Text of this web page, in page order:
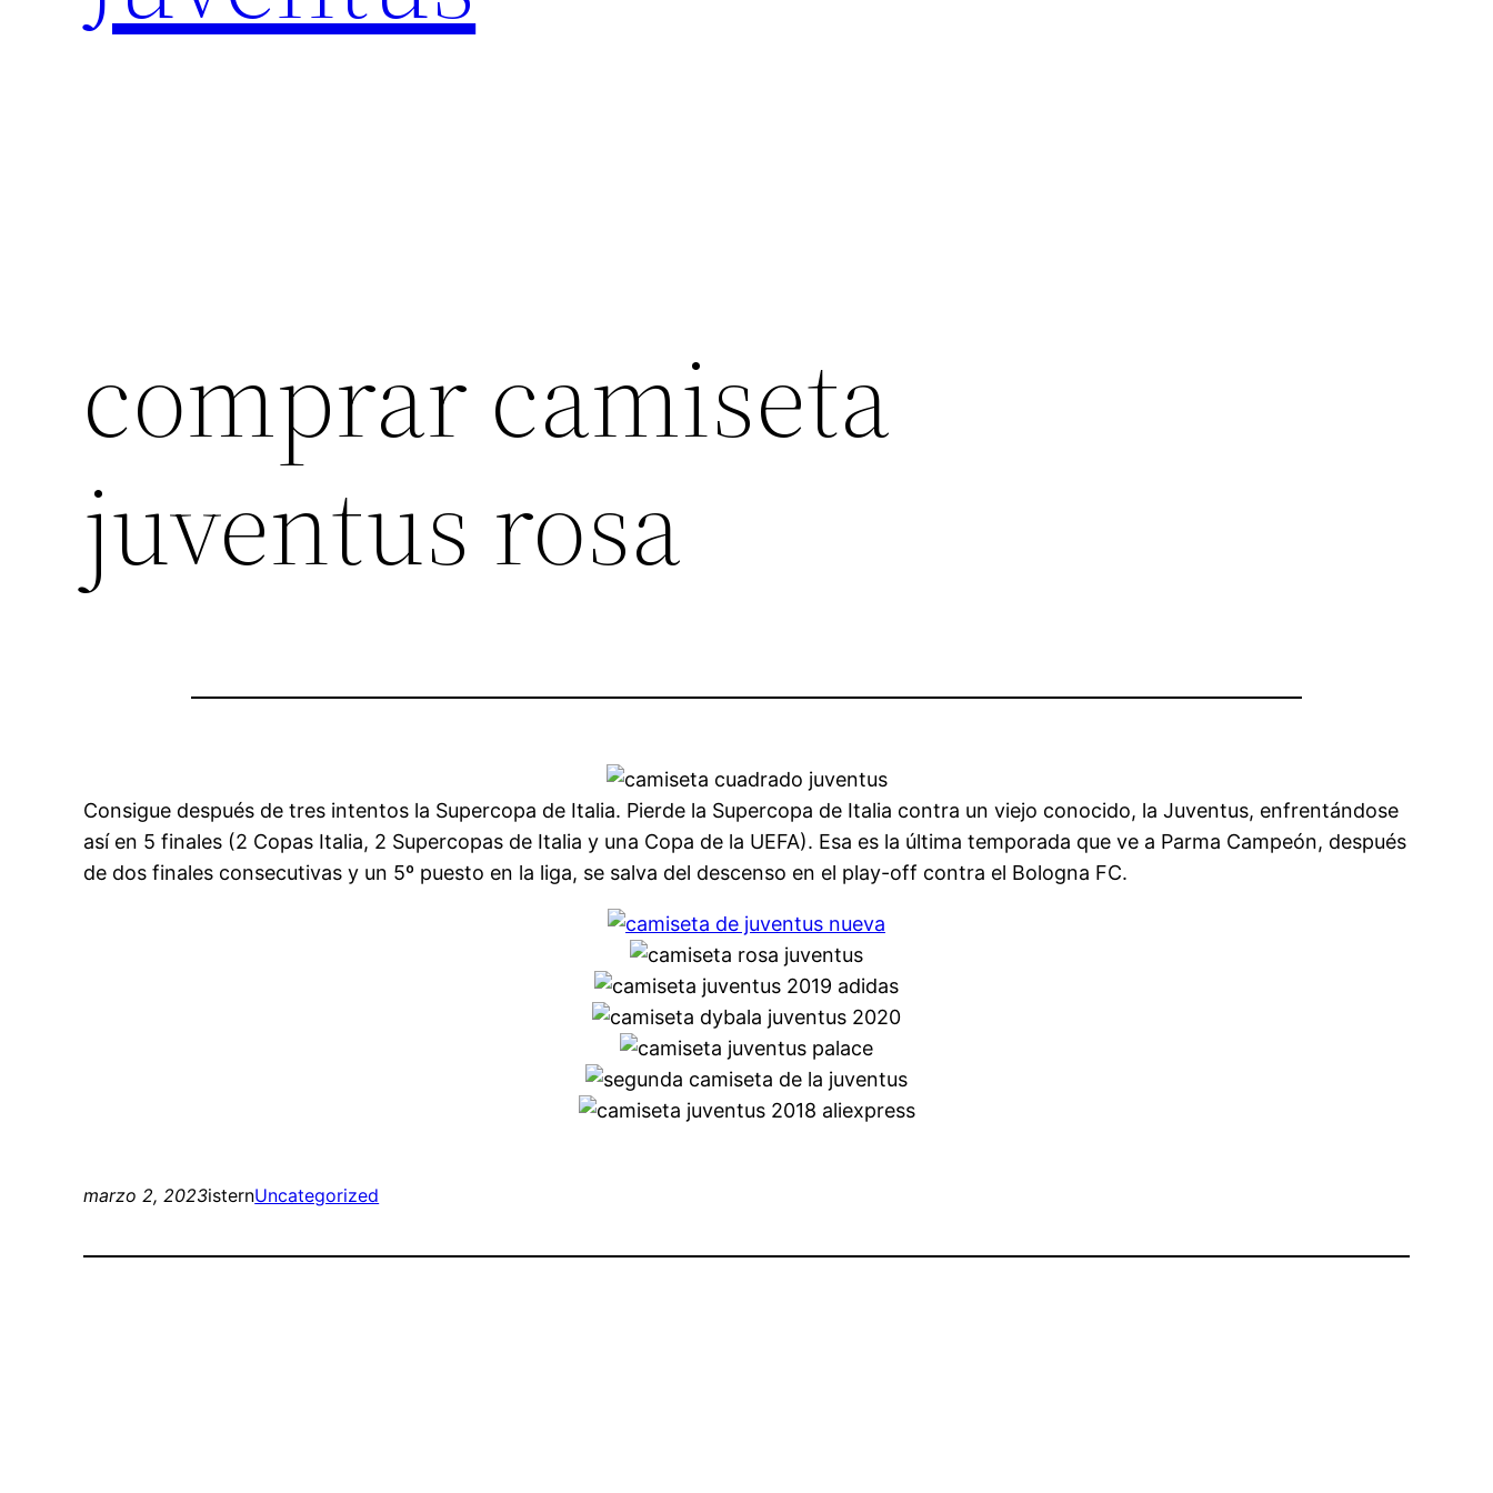
comprar camiseta
juventus rosa
Consigue después de tres intentos la Supercopa de Italia. Pierde la Supercopa de Italia contra un viejo conocido, la Juventus, enfrentándose
así en 5 finales (2 Copas Italia, 2 Supercopas de Italia y una Copa de la UEFA). Esa es la última temporada que ve a Parma Campeón, después
de dos finales consecutivas y un 5º puesto en la liga, se salva del descenso en el play-off contra el Bologna FC.
marzo 2, 2023isternUncategorized